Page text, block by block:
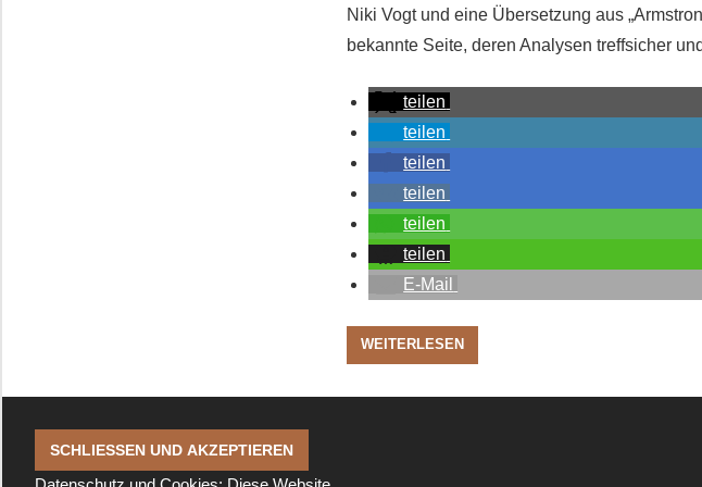
Niki Vogt und eine Übersetzung aus
bekannte Seite, deren Analysen treffsicher
teilen
teilen
teilen
teilen
teilen
teilen
E-Mail
WEITERLESEN